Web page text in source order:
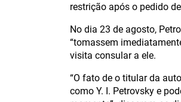
restrição após o pedido
No dia 23 de agosto,
“tomassem
visita consular a ele.
“O fato de o titular da
como Y. I. Petrovsky e